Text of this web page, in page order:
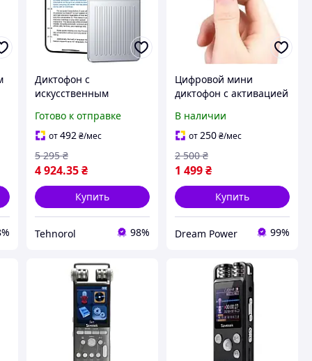
Диктофон с
искусственным
Note поддержка
ChatGPT, поддержка
107 языков, 64 ГБ
памяти (без
инструкции )
Готово к отправке
от492 ₴/мес
4 924.35 ₴
5 295 ₴
Купить
Tehnorol 98%
Цифровой мини
диктофон с активацией
диктофон 16 Гб памяти
В наличии
от250₴/мес
1 499₴
2 500 ₴
Купить
Dream Power 99%